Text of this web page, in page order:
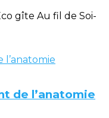
gîte Au fil de Soi-
de l’anatomie